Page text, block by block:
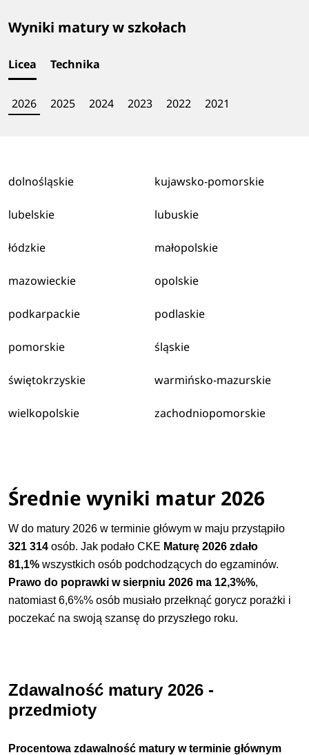
Wyniki matury w szkołach
Licea Technika
2026 2025 2024 2023 2022 2021
dolnośląskie kujawsko-pomorskie
lubelskie lubuskie
łódzkie małopolskie
mazowieckie opolskie
podkarpackie podlaskie
pomorskie śląskie
świętokrzyskie warmińsko-mazurskie
wielkopolskie zachodniopomorskie
Średnie wyniki matur 2026
W do matury 2026 w terminie główym w maju przystąpiło
321 314 osób. Jak podało CKE Maturę 2026 zdało
81,1% wszystkich osób podchodzących do egzaminów.
Prawo do poprawki w sierpniu 2026 ma 12,3%%,
natomiast 6,6%% osób musiało przełknąć gorycz porażki i
poczekać na swoją szansę do przyszłego roku.
Zdawalność matury 2026 -
przedmioty
Procentowa zdawalność matury w terminie głównym